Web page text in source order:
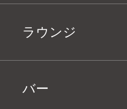
ラウンジ
バー